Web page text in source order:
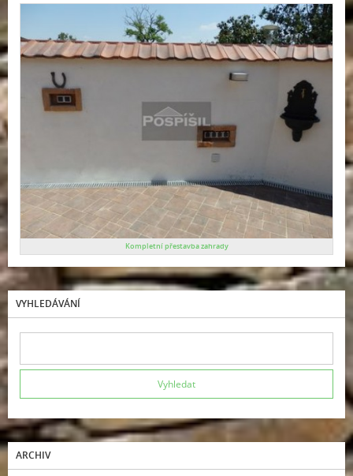
Kompletní přestavba zahrady
VYHLEDÁVÁNÍ
ARCHIV